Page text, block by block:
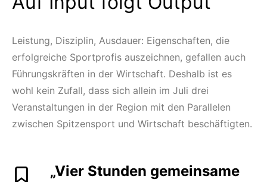
Leistung, Disziplin, Ausdauer: Eigenschaften, die
erfolgreiche Sportprofis auszeichnen, gefallen auch
Führungskräften in der Wirtschaft. Deshalb ist es
wohl kein Zufall, dass sich allein im Juli drei
Veranstaltungen in der Region mit den Parallelen
zwischen Spitzensport und Wirtschaft beschäftigten.
„Vier Stunden gemeinsame